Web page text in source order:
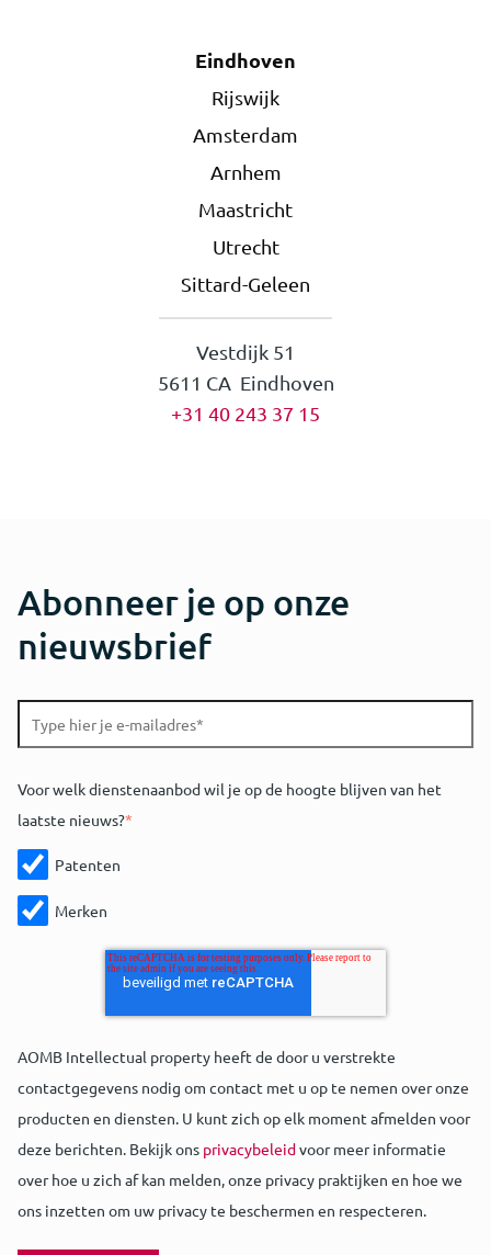
Eindhoven
Rijswijk
Amsterdam
Arnhem
Maastricht
Utrecht
Sittard-Geleen
Vestdijk 51
5611 CA Eindhoven
+31 40 243 37 15
Abonneer je op onze
nieuwsbrief
Voor welk dienstenaanbod wil je op de hoogte blijven van het
laatste nieuws?*
Patenten
Merken
AOMB Intellectual property heeft de door u verstrekte
contactgegevens nodig om contact met u op te nemen over onze
producten en diensten. U kunt zich op elk moment afmelden voor
deze berichten. Bekijk ons privacybeleidvoor meer informatie
over hoe u zich af kan melden, onze privacy praktijken en hoe we
ons inzetten om uw privacy te beschermen en respecteren.